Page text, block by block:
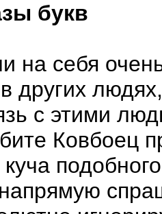
букв
на себя
других
с этими
Ковбоец